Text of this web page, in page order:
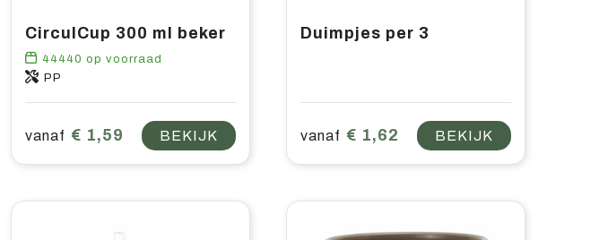
CirculCup 300 ml beker
44440 op voorraad
PP
vanaf € 1,59 BEKIJK
Duimpjes per 3
vanaf € 1,62 BEKIJK